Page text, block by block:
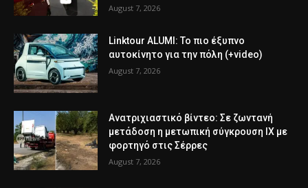
August 7, 2026
Linktour ALUMI: Το πιο έξυπνο
αυτοκίνητο για την πόλη (+video)
August 7, 2026
Ανατριχιαστικό βίντεο: Σε ζωντανή
μετάδοση η μετωπική σύγκρουση ΙΧ με
φορτηγό στις Σέρρες
August 7, 2026